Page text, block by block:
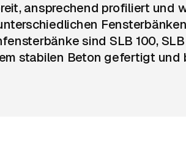
ansprechend profiliert und
sind SLB 100, SLB
stabilen Beton gefertigt